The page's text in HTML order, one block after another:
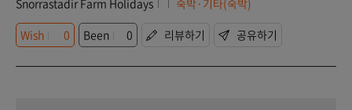
Snorrastadir Farm Holidays
숙박·기타(숙박)
Wish
0 Been 0 리뷰하기 공유하기